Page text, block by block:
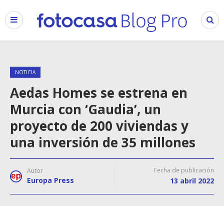
NOTICIA
Aedas Homes se estrena en
Murcia con ‘Gaudia’, un
proyecto de 200 viviendas y
una inversión de 35 millones
Autor
Europa Press
Fecha de publicación
13 abril 2022